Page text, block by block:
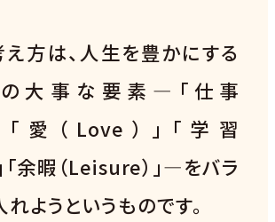
え方は、人生を豊かにする
大事な要素—「仕事
「愛（Love）」「学習
「余暇（Leisure）」—をバラ
れようというものです。